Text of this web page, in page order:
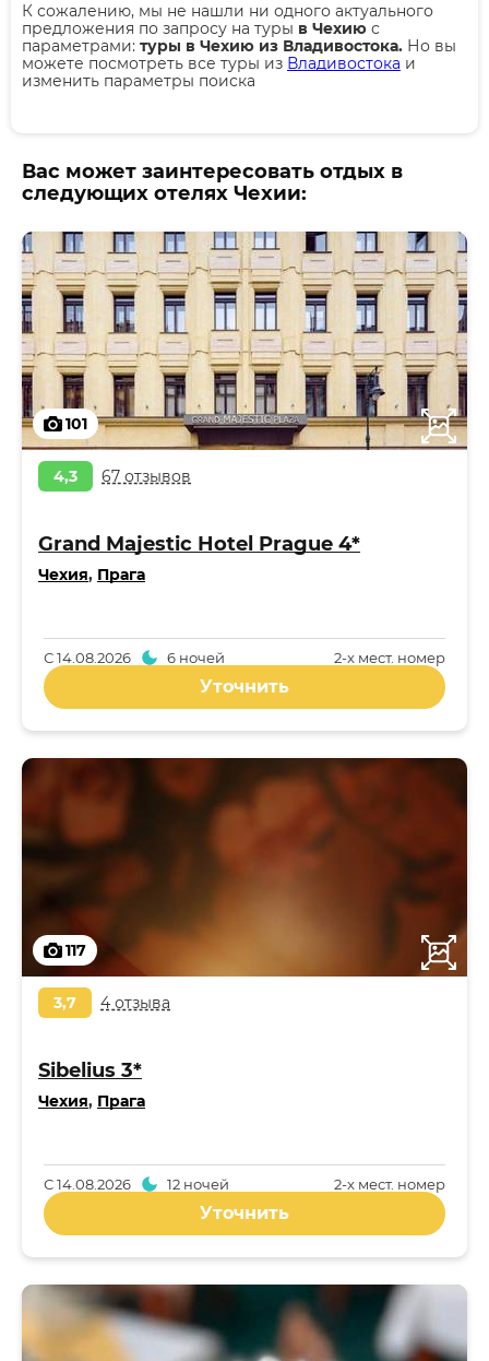
К сожалению, мы не нашли ни одного актуального
предложения по запросу на туры в Чехию с
параметрами: туры в Чехию из Владивостока. Но вы
можете посмотреть все туры из Владивостока и
изменить параметры поиска
Вас может заинтересовать отдых в
следующих отелях Чехии:
101
4,3 67 отзывов
Grand Majestic Hotel Prague 4*
Чехия, Прага
2-x мест. номер
С14.08.2026 6 ночей
Уточнить
117
3,7 4 отзыва
Sibelius 3*
Чехия, Прага
2-x мест. номер
С14.08.2026 12 ночей
Уточнить